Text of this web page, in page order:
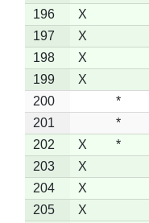
196
X
197
X
198
X
199
X
200
*
201
*
202
X *
203
X
204
X
205
X